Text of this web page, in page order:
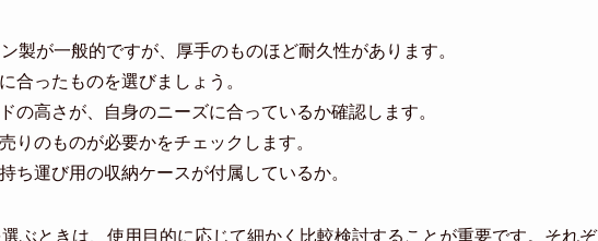
製が一般的ですが、厚手のものほど耐久性があります。
合ったものを選びましょう。
の高さが、自身のニーズに合っているか確認します。
りのものが必要かをチェックします。
ち運び用の収納ケースが付属しているか。
ぶときは、使用目的に応じて細かく比較検討することが重要です。それぞ